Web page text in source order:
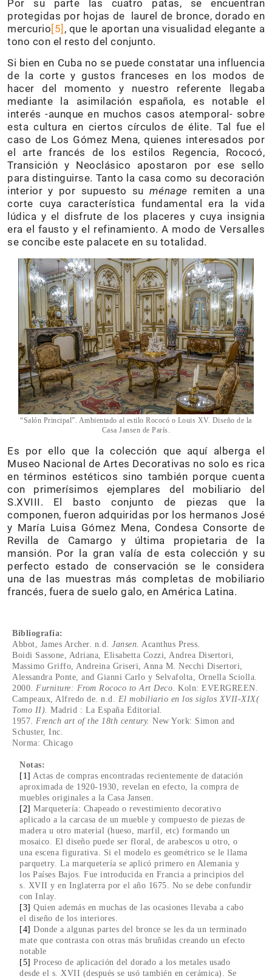
Por su parte las cuatro patas, se encuentran
protegidas por hojas de laurel de bronce, dorado en
mercurio [5] , que le aportan una visualidad elegante a
tono con el resto del conjunto.
Si bien en Cuba no se puede constatar una influencia
de la corte y gustos franceses en los modos de
hacer del momento y nuestro referente llegaba
mediante la asimilación española, es notable el
interés -aunque en muchos casos atemporal- sobre
esta cultura en ciertos círculos de élite. Tal fue el
caso de Los Gómez Mena, quienes interesados por
el arte francés de los estilos Regencia, Rococó,
Transición y Neoclásico apostaron por ese sello
para distinguirse. Tanto la casa como su decoración
interior y por supuesto su ménage remiten a una
corte cuya característica fundamental era la vida
lúdica y el disfrute de los placeres y cuya insignia
era el fausto y el refinamiento. A modo de Versalles
se concibe este palacete en su totalidad.
“Salón Principal”. Ambientado al estilo Rococó o Louis XV. Diseño de la
Casa Jansen de París.
Es por ello que la colección que aquí alberga el
Museo Nacional de Artes Decorativas no solo es rica
en términos estéticos sino también porque cuenta
con primerísimos ejemplares del mobiliario del
S.XVIII. El basto conjunto de piezas que la
componen, fueron adquiridas por los hermanos José
y María Luisa Gómez Mena, Condesa Consorte de
Revilla de Camargo y última propietaria de la
mansión. Por la gran valía de esta colección y su
perfecto estado de conservación se le considera
una de las muestras más completas de mobiliario
francés, fuera de suelo galo, en América Latina.
Bibliografía:
Abbot, James Archer. n.d. Jansen. Acanthus Press.
Boidi Sassone, Adriana, Elisabetta Cozzi, Andrea Disertori,
Massimo Griffo, Andreina Griseri, Anna M. Necchi Disertori,
Alessandra Ponte, and Gianni Carlo y Selvafolta, Ornella Sciolla.
2000. Furniture: From Rococo to Art Deco. Koln: EVERGREEN.
Campeaux, Alfredo de. n.d. El mobiliario en los siglos XVII-XIX(
Tomo II). Madrid : La España Editorial.
1957. French art of the 18th century. New York: Simon and
Schuster, Inc.
Norma: Chicago
Notas:
[1] Actas de compras encontradas recientemente de datación
aproximada de 1920-1930, revelan en efecto, la compra de
muebles originales a la Casa Jansen.
[2] Marquetería: Chapeado o revestimiento decorativo
aplicado a la carcasa de un mueble y compuesto de piezas de
madera u otro material (hueso, marfil, etc) formando un
mosaico. El diseño puede ser floral, de arabescos u otro, o
una escena figurativa. Si el modelo es geométrico se le llama
parquetry. La marquetería se aplicó primero en Alemania y
los Países Bajos. Fue introducida en Francia a principios del
s. XVII y en Inglaterra por el año 1675. No se debe confundir
con Inlay.
[3] Quien además en muchas de las ocasiones llevaba a cabo
el diseño de los interiores.
[4] Donde a algunas partes del bronce se les da un terminado
mate que contrasta con otras más bruñidas creando un efecto
notable
[5] Proceso de aplicación del dorado a los metales usado
desde el s. XVII (después se usó también en cerámica). Se